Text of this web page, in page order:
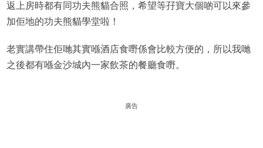
返上房時都有同功夫熊貓合照，希望等孖寶大個啲可以來參
加佢地的功夫熊貓學堂啦！
老實講帶住佢哋其實喺酒店食嘢係會比較方便的，所以我哋
之後都有喺金沙城內一家飲茶的餐廳食嘢。
廣告